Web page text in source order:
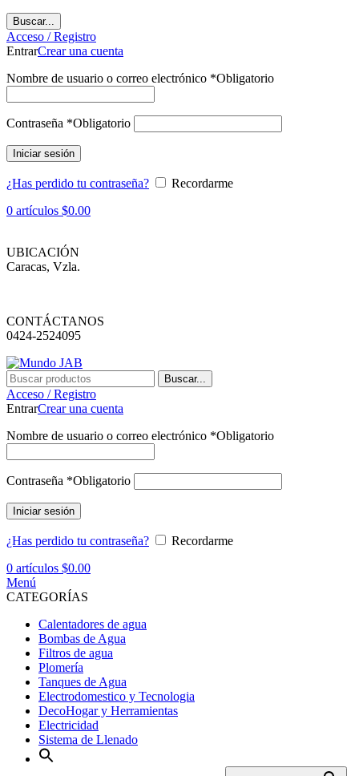
Buscar...
Acceso / Registro
EntrarCrear una cuenta
Nombre de usuario o correo electrónico *Obligatorio
Contraseña *Obligatorio
Iniciar sesión
¿Has perdido tu contraseña?
Recordarme
0 artículos $0.00
UBICACIÓN
Caracas, Vzla.
CONTÁCTANOS
0424-2524095
Buscar...
Acceso / Registro
EntrarCrear una cuenta
Nombre de usuario o correo electrónico *Obligatorio
Contraseña *Obligatorio
Iniciar sesión
¿Has perdido tu contraseña?
Recordarme
0 artículos $0.00
Menú
CATEGORÍAS
Calentadores de agua
Bombas de Agua
Filtros de agua
Plomería
Tanques de Agua
Electrodomestico y Tecnologia
DecoHogar y Herramientas
Electricidad
Sistema de Llenado